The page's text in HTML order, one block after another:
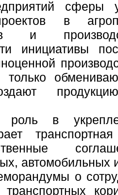
сферы
в
и
инициативы
роль в
транспортная
автомобильных
о
транспортных